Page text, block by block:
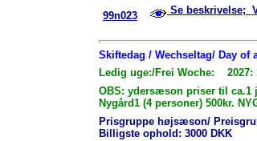
99n023
Se beskrivelse;
Skiftedag / Wechseltag/ Day
Ledig uge:/Frei Woche: 2027:
OBS: ydersæson priser til ca.1
Nygård1 (4 personer) 500kr.
Prisgruppe højsæson/
Billigste ophold: 3000 DKK